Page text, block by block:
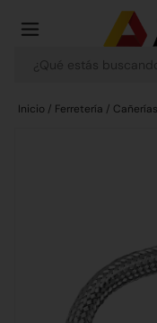
Inicio / Ferretería / Cañerías